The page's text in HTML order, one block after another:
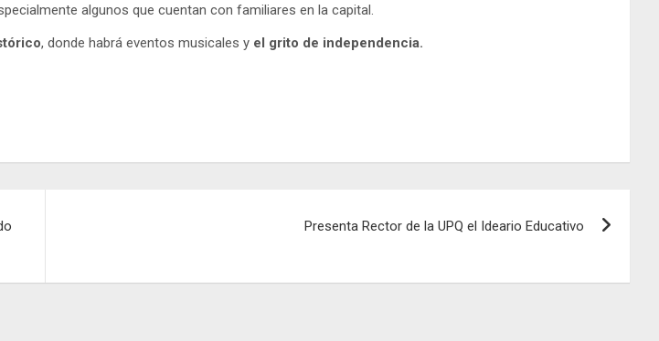
algunos que cuentan con familiares en la capital.
, donde habrá eventos musicales y el grito de independencia.
Presenta Rector de la UPQ el Ideario Educativo